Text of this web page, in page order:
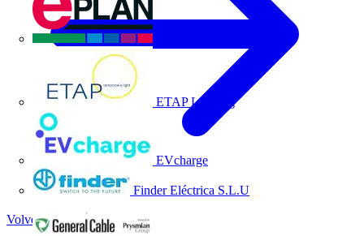
ETAP Lighting
EVcharge
Finder Eléctrica S.L.U
Volver a Noticias